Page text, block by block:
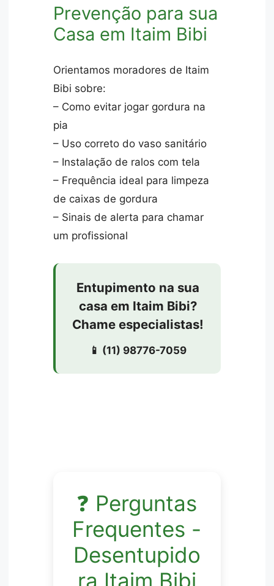
Prevenção para sua
Casa em Itaim Bibi
Orientamos moradores de Itaim
Bibi sobre:
– Como evitar jogar gordura na
pia
– Uso correto do vaso sanitário
– Instalação de ralos com tela
– Frequência ideal para limpeza
de caixas de gordura
– Sinais de alerta para chamar
um profissional
Entupimento na sua
casa em Itaim Bibi?
Chame especialistas!
📱 (11) 98776-7059
❓ Perguntas
Frequentes -
Desentupido
ra Itaim Bibi